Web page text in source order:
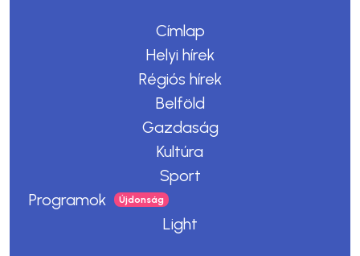
Címlap
Helyi hírek
Régiós hírek
Belföld
Gazdaság
Kultúra
Sport
Programok
Light